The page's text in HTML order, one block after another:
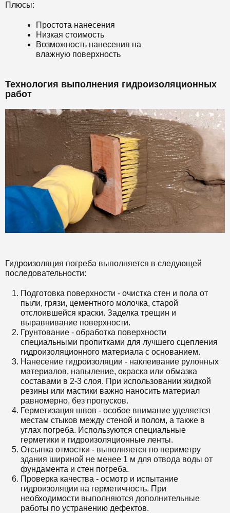
Плюсы:
Простота нанесения
Низкая стоимость
Возможность нанесения на
влажную поверхность
Технология выполнения гидроизоляционных
работ
Гидроизоляция погреба выполняется в следующей
последовательности:
Подготовка поверхности - очистка стен и пола от
пыли, грязи, цементного молочка, старой
отслоившейся краски. Заделка трещин и
выравнивание поверхности.
Грунтование - обработка поверхности
специальными пропитками для лучшего сцепления
гидроизоляционного материала с основанием.
Нанесение гидроизоляции - наклеивание рулонных
материалов, напыление, окраска или обмазка
составами в 2-3 слоя. При использовании жидкой
резины или мастики важно наносить материал
равномерно, без пропусков.
Герметизация швов - особое внимание уделяется
местам стыков между стеной и полом, а также в
углах погреба. Используются специальные
герметики и гидроизоляционные ленты.
Отсыпка отмостки - выполняется по периметру
здания шириной не менее 1 м для отвода воды от
фундамента и стен погреба.
Проверка качества - осмотр и испытание
гидроизоляции на герметичность. При
необходимости выполняются дополнительные
работы по устранению дефектов.